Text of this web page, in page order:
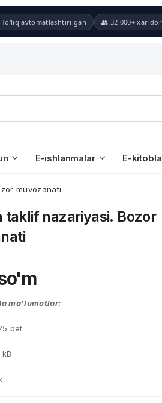
To'liq avtomatlashtirilgan 👥 32 000+ xaridor
E-ishlanmalar E-
muvozanati
taklif nazariyasi. Bozor
ma’lumotlar:
bet
kB